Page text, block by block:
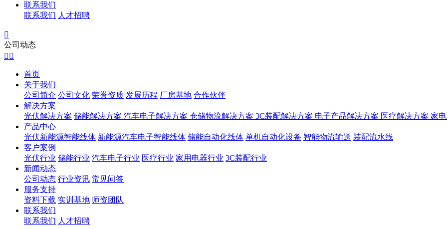
联系我们
联系我们 人才招聘

公司动态
 
首页
关于我们
公司简介 公司文化 荣誉资质 发展历程 厂房基地 合作伙伴
解决方案
光伏解决方案 储能解决方案 汽车电子解决方案 仓储物流解决方案 3C装配解决方案 电子产品解决方案 医疗解决方案 家
产品中心
光伏新能源智能线体 新能源汽车电子智能线体 储能自动化线体 单机自动化设备 智能物流输送 装配流水线
客户案例
光伏行业 储能行业 汽车电子行业 医疗行业 家用电器行业 3C装配行业
新闻动态
公司动态 行业资讯 常见问答
服务支持
资料下载 实训基地 师资团队
联系我们
联系我们 人才招聘